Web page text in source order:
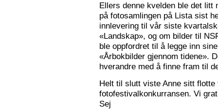
Ellers denne kvelden ble det litt
på fotosamlingen på Lista sist
innlevering til vår siste
«Landskap», og om bilder til
ble oppfordret til å legge inn
«Årbokbilder gjennom tidene».
hverandre med å finne fram til
Helt til slutt viste Anne sitt flotte
fotofestivalkonkurransen. Vi
Sej